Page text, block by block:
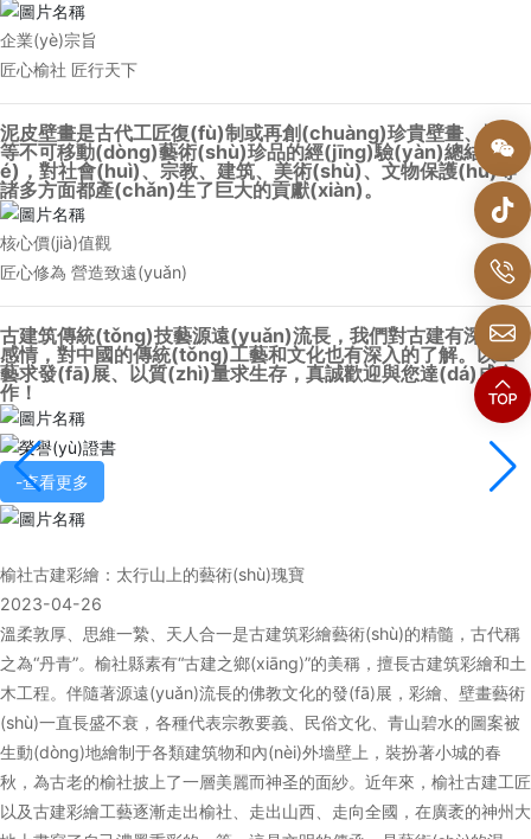
企業(yè)宗旨
匠心榆社 匠行天下
泥皮壁畫是古代工匠復(fù)制或再創(chuàng)珍貴壁畫、巖畫
等不可移動(dòng)藝術(shù)珍品的經(jīng)驗(yàn)總結(ji
é)，對社會(huì)、宗教、建筑、美術(shù)、文物保護(hù)等
諸多方面都產(chǎn)生了巨大的貢獻(xiàn)。
核心價(jià)值觀
匠心修為 營造致遠(yuǎn)
古建筑傳統(tǒng)技藝源遠(yuǎn)流長，我們對古建有深厚的
感情，對中國的傳統(tǒng)工藝和文化也有深入的了解。以工
藝求發(fā)展、以質(zhì)量求生存，真誠歡迎與您達(dá)成合
作！
-查看更多
榆社古建彩繪：太行山上的藝術(shù)瑰寶
2023-04-26
溫柔敦厚、思維一縶、天人合一是古建筑彩繪藝術(shù)的精髓，古代稱
之為“丹青”。榆社縣素有“古建之鄉(xiāng)”的美稱，擅長古建筑彩繪和土
木工程。伴隨著源遠(yuǎn)流長的佛教文化的發(fā)展，彩繪、壁畫藝術
(shù)一直長盛不衰，各種代表宗教要義、民俗文化、青山碧水的圖案被
生動(dòng)地繪制于各類建筑物和內(nèi)外墻壁上，裝扮著小城的春
秋，為古老的榆社披上了一層美麗而神圣的面紗。近年來，榆社古建工匠
以及古建彩繪工藝逐漸走出榆社、走出山西、走向全國，在廣袤的神州大